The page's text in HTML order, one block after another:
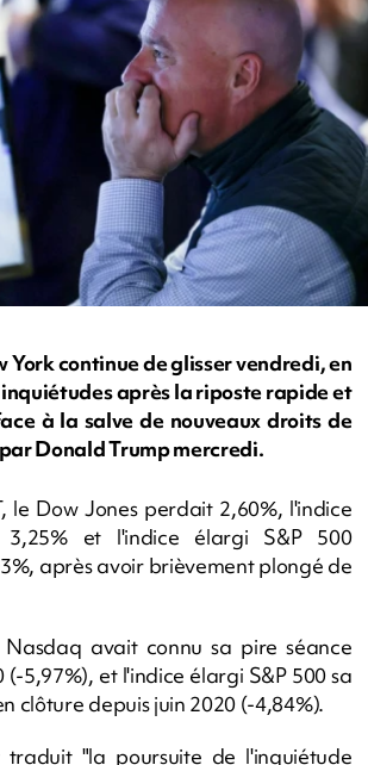
York continue de glisser vendredi, en
après la riposte rapide et
à la salve de nouveaux droits de
Donald Trump mercredi.
le Dow Jones perdait 2,60%, l'indice
3,25% et l'indice élargi S&P 500
après avoir brièvement plongé de
avait connu sa pire séance
(-5,97%), et l'indice élargi S&P 500 sa
clôture depuis juin 2020 (-4,84%).
"la poursuite de l'inquiétude